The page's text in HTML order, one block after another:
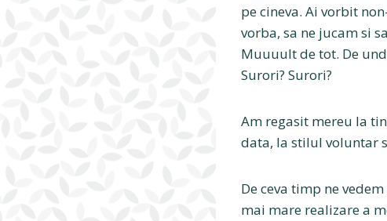
pe cineva. Ai vorbit
vorba, sa ne jucam si
Muuuult de tot. De
Surori? Surori?
Am regasit mereu la
data, la stilul voluntar
De ceva timp ne
mai mare realizare a